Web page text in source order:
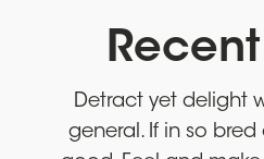
Detract yet delight
general. If in so